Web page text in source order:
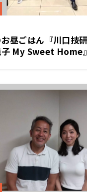
昼ごはん『川口技
My Sweet Home』